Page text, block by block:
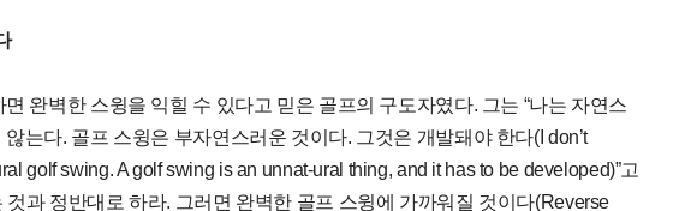
면 완벽한 스윙을 익힐 수 있다고 믿은 골프의 구도자였다. 그는 “나는 자연스
는다. 골프 스윙은 부자연스러운 것이다. 그것은 개발돼야 한다(I don’t
golf swing. A golf swing is an unnat-ural thing, and it has to be developed)”고
것과 정반대로 하라. 그러면 완벽한 골프 스윙에 가까워질 것이다(Reverse